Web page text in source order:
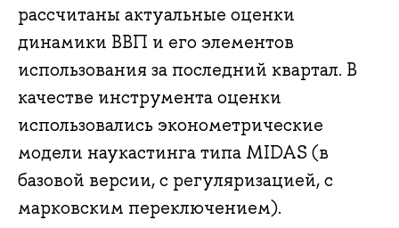
рассчитаны актуальные оценки
динамики ВВП и его элементов
использования за последний квартал. В
качестве инструмента оценки
использовались эконометрические
модели наукастинга типа MIDAS (в
базовой версии, с регуляризацией, с
марковским переключением).